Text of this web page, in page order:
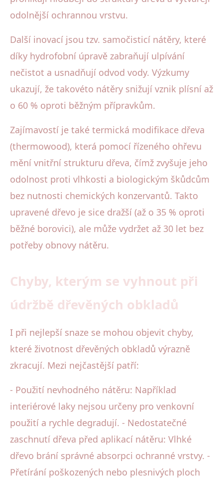
odolnější ochrannou vrstvu.
Další inovací jsou tzv. samočisticí nátěry, které
díky hydrofobní úpravě zabraňují ulpívání
nečistot a usnadňují odvod vody. Výzkumy
ukazují, že takovéto nátěry snižují vznik plísní až
o 60 % oproti běžným přípravkům.
Zajímavostí je také termická modifikace dřeva
(thermowood), která pomocí řízeného ohřevu
mění vnitřní strukturu dřeva, čímž zvyšuje jeho
odolnost proti vlhkosti a biologickým škůdcům
bez nutnosti chemických konzervantů. Takto
upravené dřevo je sice dražší (až o 35 % oproti
běžné borovici), ale může vydržet až 30 let bez
potřeby obnovy nátěru.
Chyby, kterým se vyhnout při
údržbě dřevěných obkladů
I při nejlepší snaze se mohou objevit chyby,
které životnost dřevěných obkladů výrazně
zkracují. Mezi nejčastější patří:
- Použití nevhodného nátěru: Například
interiérové laky nejsou určeny pro venkovní
použití a rychle degradují. - Nedostatečné
zaschnutí dřeva před aplikací nátěru: Vlhké
dřevo brání správné absorpci ochranné vrstvy. -
Přetírání poškozených nebo plesnivých ploch